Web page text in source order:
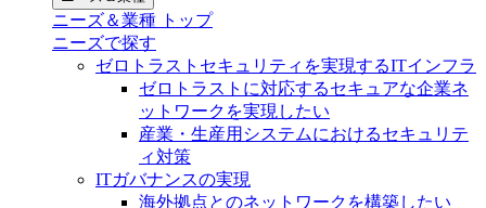
ニーズ＆業種 トップ
ニーズで探す
ゼロトラストセキュリティを実現するITインフラ
ゼロトラストに対応するセキュアな企業ネ
ットワークを実現したい
産業・生産用システムにおけるセキュリテ
ィ対策
ITガバナンスの実現
海外拠点とのネットワークを構築したい